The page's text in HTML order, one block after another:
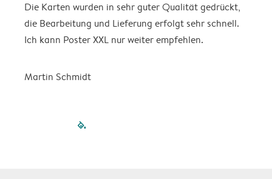
Die Karten wurden in sehr guter Qualität gedrückt,
die Bearbeitung und Lieferung erfolgt sehr schnell.
Ich kann Poster XXL nur weiter empfehlen.
Martin Schmidt
filled-pagination